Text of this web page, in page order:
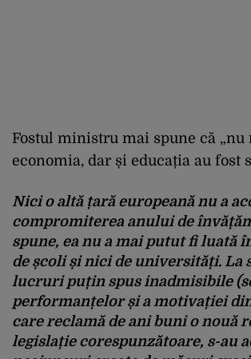
Fostul ministru mai spune că „nu
economia, dar și educația au fost
Nici o altă țară europeană nu a
compromiterea anului de
spune, ea nu a mai putut fi luată
de școli și nici de universități. La
lucruri puțin spus inadmisibile
performanțelor și a motivației
care reclamă de ani buni o nouă
legislație corespunzătoare, s-au